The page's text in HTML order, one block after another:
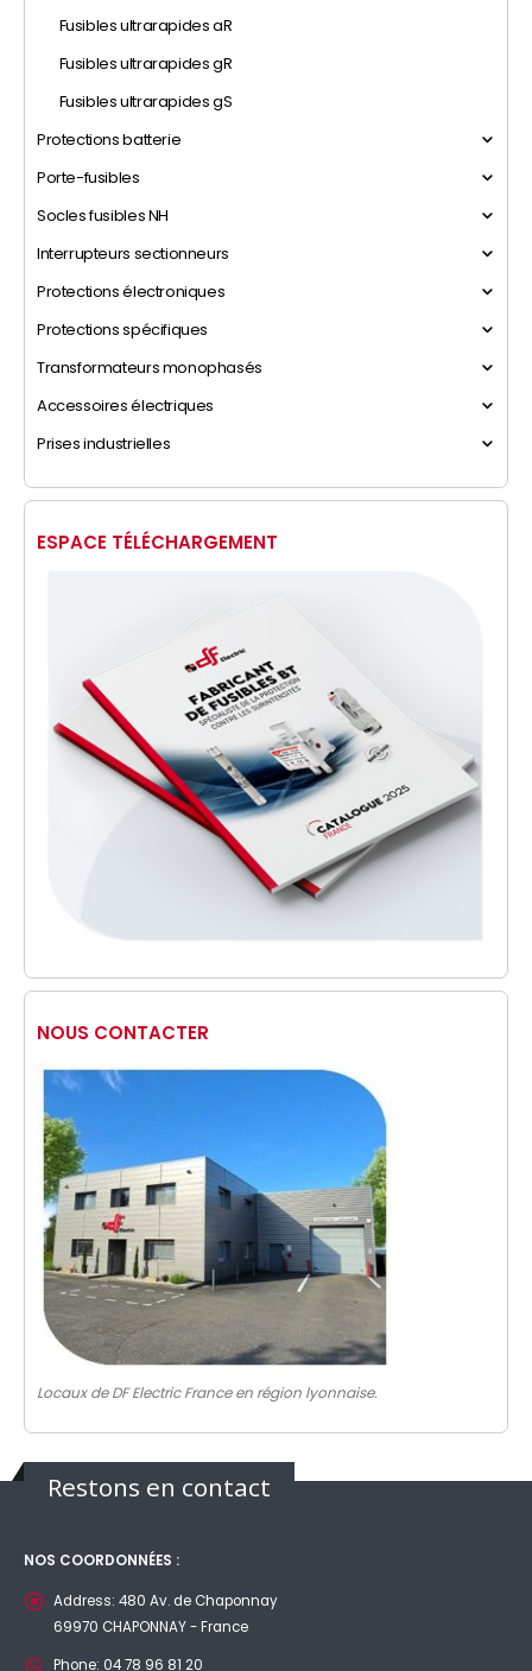
Fusibles ultrarapides aR
Fusibles ultrarapides gR
Fusibles ultrarapides gS
Protections batterie
Porte-fusibles
Socles fusibles NH
Interrupteurs sectionneurs
Protections électroniques
Protections spécifiques
Transformateurs monophasés
Accessoires électriques
Prises industrielles
ESPACE TÉLÉCHARGEMENT
NOUS CONTACTER
Locaux de DF Electric France en région lyonnaise.
Restons en contact
NOS COORDONNÉES :
Address: 480 Av. de Chaponnay
69970 CHAPONNAY - France
Phone: 04 78 96 81 20